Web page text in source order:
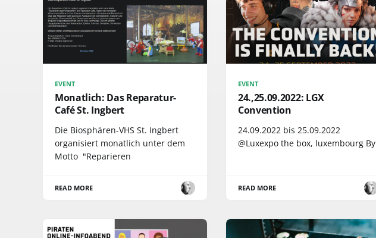
EVENT
Monatlich: Das Reparatur-
Café St. Ingbert
Die Biosphären-VHS St. Ingbert
organisiert monatlich unter dem
Motto "Reparieren
READ MORE
EVENT
24.,25.09.2022: LGX
Convention
24.09.2022 bis 25.09.2022
@Luxexpo the box, luxembourg By
READ MORE